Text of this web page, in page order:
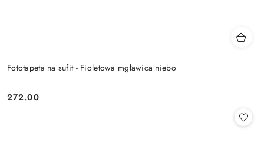
Fototapeta na sufit - Fioletowa mgławica niebo
Cena:
272.00